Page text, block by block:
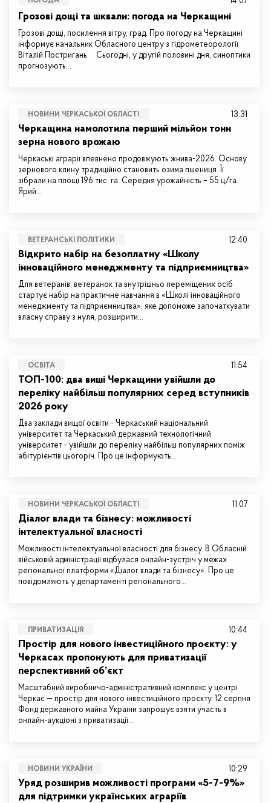
Грозові дощі та шквали: погода на Черкащині
Грозові дощі, посилення вітру, град. Про погоду на Черкащині
інформує начальник Обласного центру з гідрометеорології
Віталій Постригань. Сьогодні, у другій половині дня, синоптики
прогнозують…
НОВИНИ ЧЕРКАСЬКОЇ ОБЛАСТІ
Черкащина намолотила перший мільйон тонн
зерна нового врожаю
Черкаські аграрії впевнено продовжують жнива-2026. Основу
зернового клину традиційно становить озима пшениця. Її
зібрали на площі 196 тис. га. Середня урожайність – 55 ц/га.
Ярий…
13:31
ВЕТЕРАНСЬКІ ПОЛІТИКИ
Відкрито набір на безоплатну «Школу
інноваційного менеджменту та підприємництва»
Для ветеранів, ветеранок та внутрішньо переміщених осіб
стартує набір на практичне навчання в «Школі інноваційного
менеджменту та підприємництва», яке допоможе започаткувати
власну справу з нуля, розширити…
12:40
ОСВІТА
ТОП-100: два виші Черкащини увійшли до
переліку найбільш популярних серед вступників
2026 року
Два заклади вищої освіти - Черкаський національний
університет та Черкаський державний технологічний
університет - увійшли до переліку найбільш популярних поміж
абітурієнтів цьогоріч. Про це інформують…
11:54
НОВИНИ ЧЕРКАСЬКОЇ ОБЛАСТІ
Діалог влади та бізнесу: можливості
інтелектуальної власності
Можливості інтелектуальної власності для бізнесу. В Обласній
військовій адміністрації відбулася онлайн-зустріч у межах
регіональної платформи «Діалог влади та бізнесу». Про це
повідомляють у департаменті регіонального…
11:07
ПРИВАТИЗАЦІЯ
Простір для нового інвестиційного проєкту: у
Черкасах пропонують для приватизації
перспективний об’єкт
Масштабний виробничо-адміністративний комплекс у центрі
Черкас — простір для нового інвестиційного проєкту. 12 серпня
Фонд державного майна України запрошує взяти участь в
онлайн-аукціоні з приватизації…
10:44
НОВИНИ УКРАЇНИ
Уряд розширив можливості програми «5-7-9%»
для підтримки українських аграріїв
10:29